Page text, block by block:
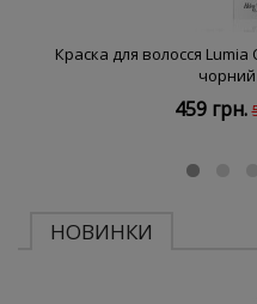
Краска для волосся
чорний
459 грн.
НОВИНКИ